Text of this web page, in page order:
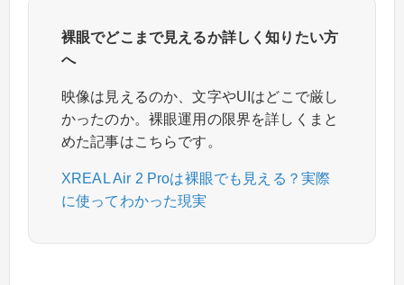
裸眼でどこまで見えるか詳しく知りたい方
へ
映像は見えるのか、文字やUIはどこで厳し
かったのか。裸眼運用の限界を詳しくまと
めた記事はこちらです。
XREAL Air 2 Proは裸眼でも見える？実際
に使ってわかった現実